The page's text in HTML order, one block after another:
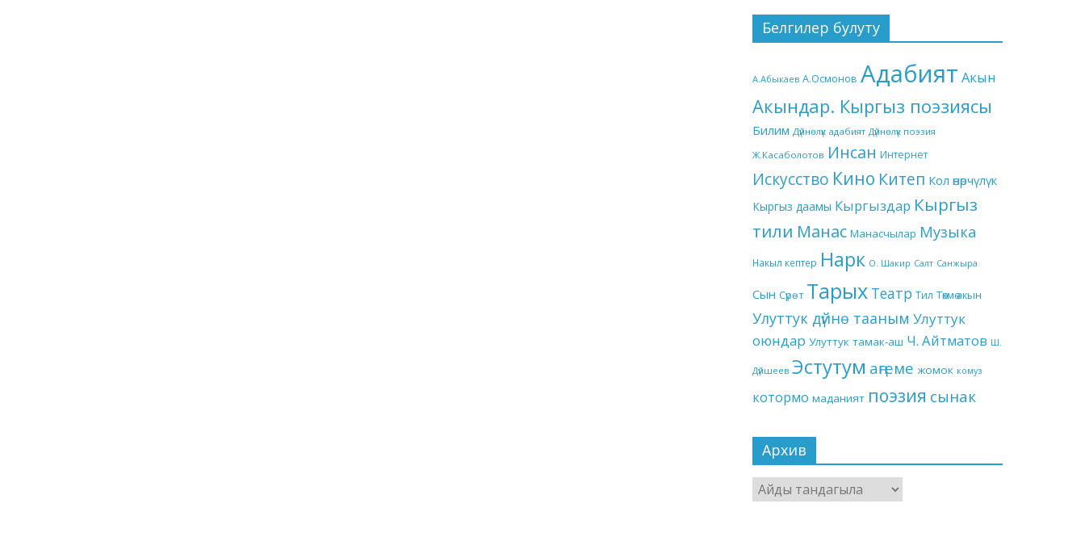
Белгилер булуту
А.Абыкаев А.Осмонов Адабият Акын
Акындар. Кыргыз поэзиясы
Билим Дүйнөлүк адабият Дүйнөлүк поэзия
Ж.Касаболотов Инсан Интернет
Искусство Кино Китеп Кол өнөрчүлүк
Кыргыз даамы Кыргыздар Кыргыз
тили Манас Манасчылар Музыка
Накыл кептер Нарк О. Шакир Салт Санжыра
Сын Сүрөт Тарых Театр Тил Төкмө акын
Улуттук дүйнө тааным Улуттук
оюндар Улуттук тамак-аш Ч. Айтматов Ш.
Дүйшеев Эстутум аңгеме жомок комуз
котормо маданият поэзия сынак
Архив
Архив